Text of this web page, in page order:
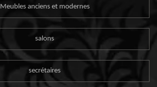
Meubles anciens et modernes
salons
secrétaires